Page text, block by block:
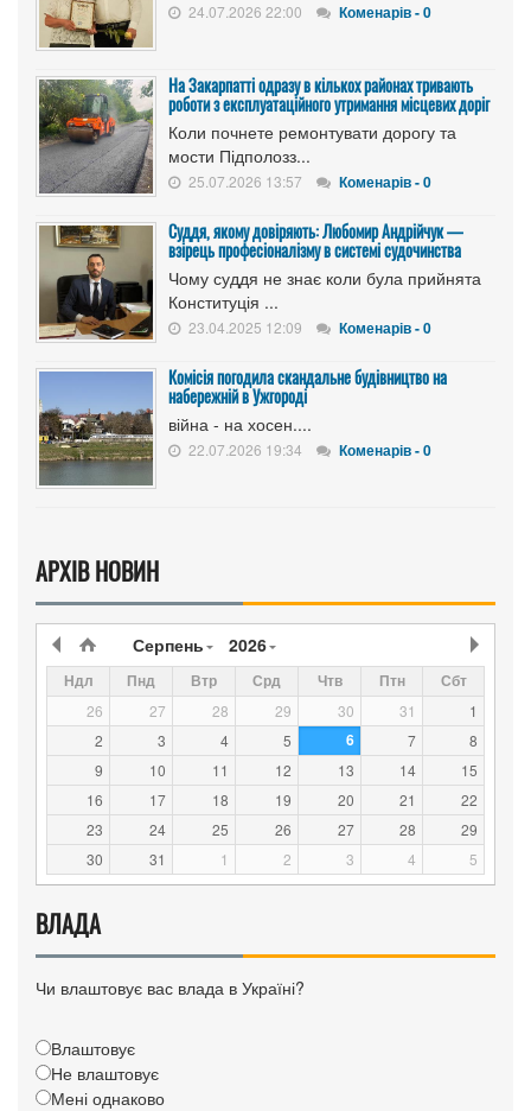
24.07.2026 22:00 Коменарів - 0
На Закарпатті одразу в кількох районах тривають
роботи з експлуатаційного утримання місцевих доріг
Коли почнете ремонтувати дорогу та
мости Підполозз...
25.07.2026 13:57 Коменарів - 0
Суддя, якому довіряють: Любомир Андрійчук —
взірець професіоналізму в системі судочинства
Чому суддя не знає коли була прийнята
Конституція ...
23.04.2025 12:09 Коменарів - 0
Комісія погодила скандальне будівництво на
набережній в Ужгороді
війна - на хосен....
22.07.2026 19:34 Коменарів - 0
АРХІВ НОВИН
Серпень 2026
Ндл Пнд Втр Срд Чтв Птн Сбт
26 27 28 29 30 31
1
2
3 4 5 6 7
8
9
10 11 12 13 14
15
16
17 18 19 20 21
22
23
24 25 26 27 28
29
30
31 1 2 3 4 5
ВЛАДА
Чи влаштовує вас влада в Україні?
Влаштовує
Не влаштовує
Мені однаково